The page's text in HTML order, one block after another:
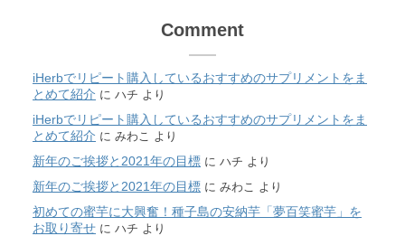
Comment
iHerbでリピート購入しているおすすめのサプリメントをま
とめて紹介 に ハチ より
iHerbでリピート購入しているおすすめのサプリメントをま
とめて紹介 に みわこ より
新年のご挨拶と2021年の目標 に ハチ より
新年のご挨拶と2021年の目標 に みわこ より
初めての蜜芋に大興奮！種子島の安納芋「夢百笑蜜芋」を
お取り寄せ に ハチ より